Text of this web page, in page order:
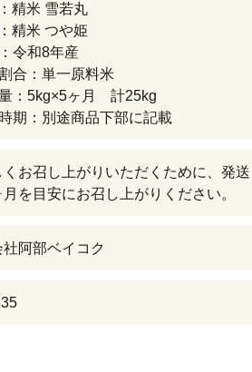
精米 雪若丸
精米 つや姫
令和8年産
合：単一原料米
：5kg×5ヶ月 計25kg
期：別途商品下部に記載
くお召し上がりいただくために、発
月を目安にお召し上がりください。
阿部ベイコク